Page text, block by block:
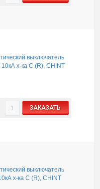
выключатель
х-ка C (R), CHINT
ЗАКАЗАТЬ
выключатель
х-ка C (R), CHINT